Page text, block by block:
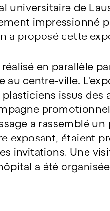
universitaire de
impressionné
a proposé cette
réalisé en parallèle
au centre-ville.
plasticiens issus des
a rassemblé
exposant, étaient
invitations. Une
a été